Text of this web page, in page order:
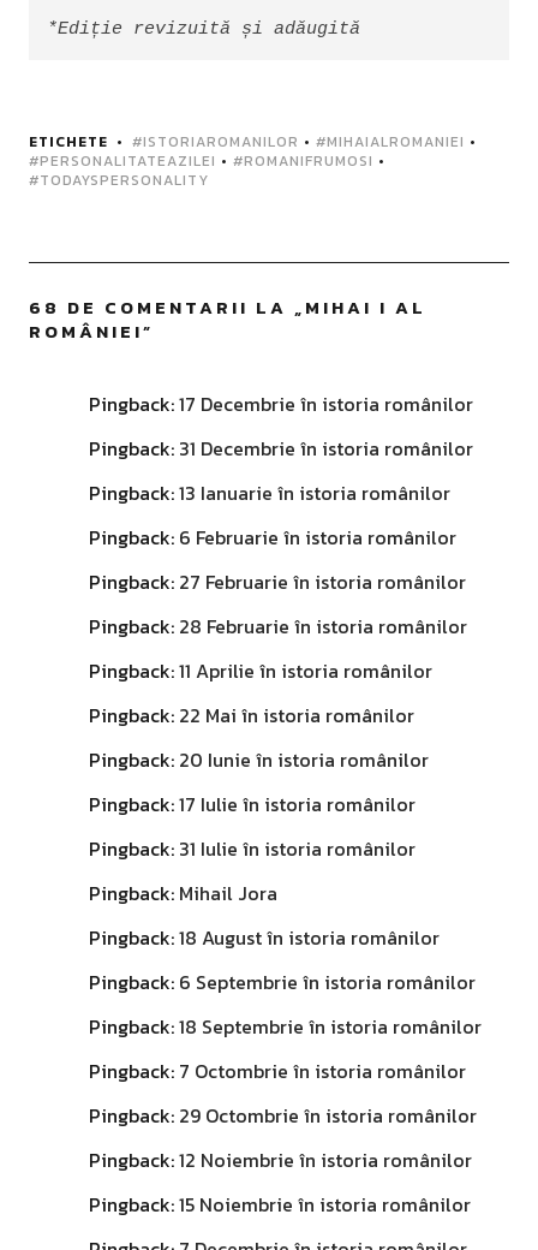
*Ediție revizuită și adăugită
ETICHETE #ISTORIAROMANILOR • #MIHAIALROMANIEI •
#PERSONALITATEAZILEI • #ROMANIFRUMOSI •
#TODAYSPERSONALITY
68 DE COMENTARII LA „MIHAI I AL
ROMÂNIEI”
Pingback:17 Decembrie în istoria românilor
Pingback: 31 Decembrie în istoria românilor
Pingback:13 Ianuarie în istoria românilor
Pingback: 6 Februarie în istoria românilor
Pingback: 27 Februarie în istoria românilor
Pingback: 28 Februarie în istoria românilor
Pingback:11 Aprilie în istoria românilor
Pingback: 22 Mai în istoria românilor
Pingback: 20 Iunie în istoria românilor
Pingback:17 Iulie în istoria românilor
Pingback: 31 Iulie în istoria românilor
Pingback: Mihail Jora
Pingback:18 August în istoria românilor
Pingback: 6 Septembrie în istoria românilor
Pingback:18 Septembrie în istoria românilor
Pingback: 7 Octombrie în istoria românilor
Pingback: 29 Octombrie în istoria românilor
Pingback:12 Noiembrie în istoria românilor
Pingback:15 Noiembrie în istoria românilor